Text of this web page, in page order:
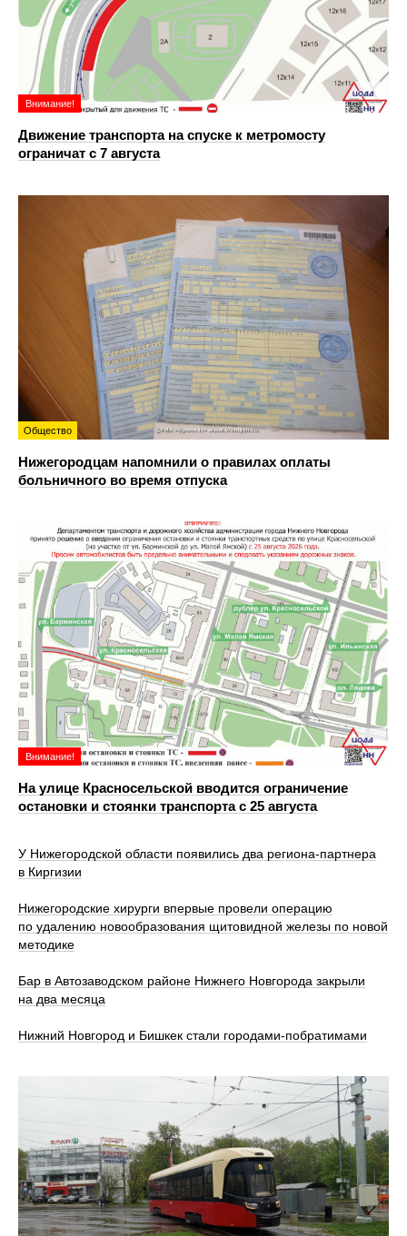
Внимание!
Движение транспорта на спуске к метромосту
ограничат с 7 августа
Общество
Нижегородцам напомнили о правилах оплаты
больничного во время отпуска
Внимание!
На улице Красносельской вводится ограничение
остановки и стоянки транспорта с 25 августа
У Нижегородской области появились два региона-партнера
в Киргизии
Нижегородские хирурги впервые провели операцию
по удалению новообразования щитовидной железы по новой
методике
Бар в Автозаводском районе Нижнего Новгорода закрыли
на два месяца
Нижний Новгород и Бишкек стали городами-побратимами